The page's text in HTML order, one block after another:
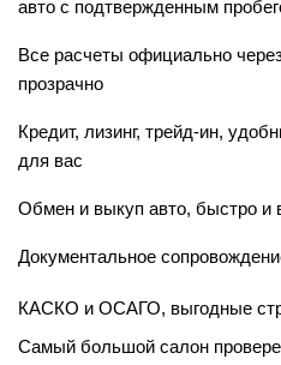
авто с подтвержденным
Все расчеты официально
прозрачно
Кредит, лизинг, трейд-ин,
для вас
Обмен и выкуп авто, быстро и
Документальное
КАСКО и ОСАГО, выгодные
Самый большой салон